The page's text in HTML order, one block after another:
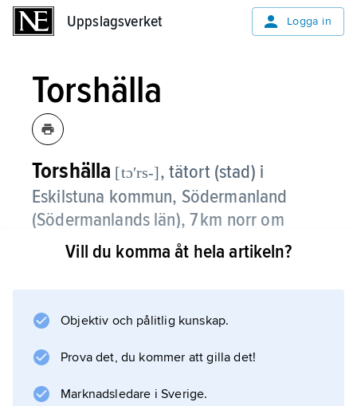
Uppslagsverket Logga in
Torshälla
Torshälla [tɔʹrs-], tätort (stad) i
Eskilstuna kommun, Södermanland
(Södermanlands län), 7 km norr om
Eskilstuna; 9 167 invånare (2024).
Metallförädling dominerar näringslivet.
Bebyggelse
Vill du komma åt hela artikeln?
Objektiv och pålitlig kunskap.
Prova det, du kommer att gilla det!
Marknadsledare i Sverige.